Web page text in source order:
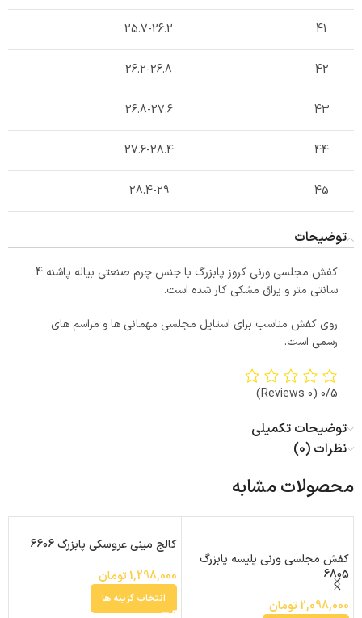
41
25.7-26.2
42
26.2-26.8
43
26.8-27.6
44
27.6-28.4
45
28.4-29
توضیحات
کفش مجلسی ورنی کروز پابزرگ با جنس چرم صنعتی بیاله پاشنه 4
سانتی متر و یراق مشکی کار شده است.
روی کفش مناسب برای استایل مجلسی مهمانی ها و مراسم های
رسمی است.
0/5
(0 Reviews)
توضیحات تکمیلی
نظرات (0)
محصولات مشابه
کفش مجلسی ورنی پلیسه پابزرگ
6805
2,098,000تومان
کالج مینی عروسکی پابزرگ 6606
1,298,000تومان
انتخاب گزینه ها